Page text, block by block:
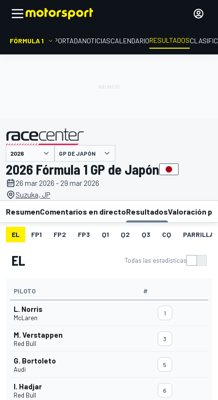
FÓRMULA 1 PORTADANOTICIASCALENDARIORESULTADOS
presentado por GP DE JAPÓN
2026 Fórmula 1 GP de Japón
26 mar 2026 - 29 mar 2026
Suzuka, JP
ResumenComentarios en directoResultadosValoración
EL FP1 FP2 FP3 Q1 Q2 Q3 CQ PARRILLA
EL Todas las estadísticas
PILOTO #
L. Norris
McLaren
1
M. Verstappen
Red Bull
3
G. Bortoleto
Audi
5
I. Hadjar
Red Bull
6